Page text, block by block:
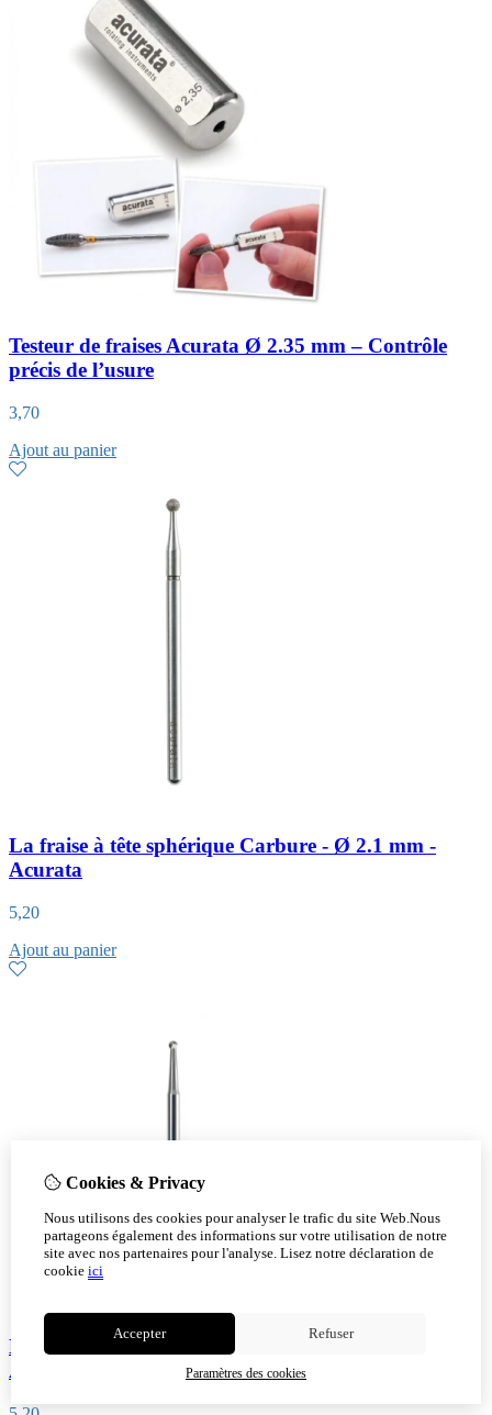
Testeur de fraises Acurata Ø 2.35 mm – Contrôle
précis de l’usure
3,70
Ajout au panier
La fraise à tête sphérique Carbure - Ø 2.1 mm -
Acurata
5,20
Ajout au panier
La fraise à tête sphérique Carbide - Ø 0.6 mm -
Acurata
Cookies & Privacy
Nous utilisons des cookies pour analyser le trafic du site Web.Nous
partageons également des informations sur votre utilisation de notre
site avec nos partenaires pour l'analyse. Lisez notre déclaration de
cookie ici
Accepter Refuser
Paramètres des cookies